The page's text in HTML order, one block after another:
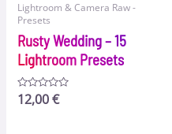
Lightroom & Camera Raw -
Presets
Rusty Wedding – 15
Lightroom Presets
Bewertet
mit
12,00€